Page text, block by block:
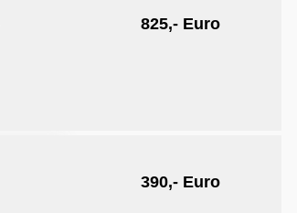
825,- Euro
390,- Euro